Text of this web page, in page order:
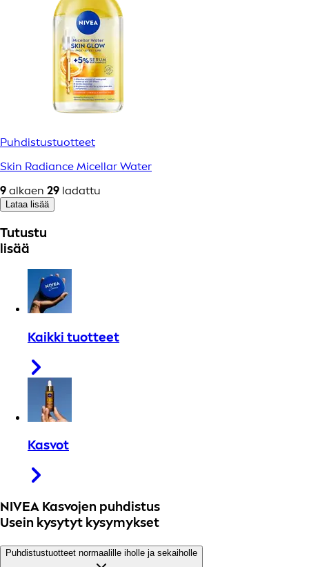
Puhdistustuotteet
Skin Radiance Micellar Water
9 alkaen 29 ladattu
Lataa lisää
Tutustu
lisää
Kaikki tuotteet
Kasvot
NIVEA Kasvojen puhdistus
Usein kysytyt kysymykset
Puhdistustuotteet normaalille iholle ja sekaiholle